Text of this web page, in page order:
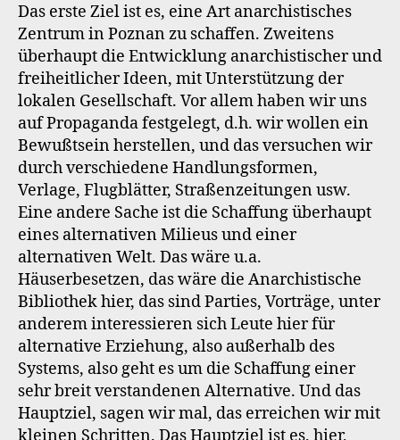
Das erste Ziel ist es, eine Art anarchistisches
Zentrum in Poznan zu schaffen. Zweitens
überhaupt die Entwicklung anarchistischer und
freiheitlicher Ideen, mit Unterstützung der
lokalen Gesellschaft. Vor allem haben wir uns
auf Propaganda festgelegt, d.h. wir wollen ein
Bewußtsein herstellen, und das versuchen wir
durch verschiedene Handlungsformen,
Verlage, Flugblätter, Straßenzeitungen usw.
Eine andere Sache ist die Schaffung überhaupt
eines alternativen Milieus und einer
alternativen Welt. Das wäre u.a.
Häuserbesetzen, das wäre die Anarchistische
Bibliothek hier, das sind Parties, Vorträge, unter
anderem interessieren sich Leute hier für
alternative Erziehung, also außerhalb des
Systems, also geht es um die Schaffung einer
sehr breit verstandenen Alternative. Und das
Hauptziel, sagen wir mal, das erreichen wir mit
kleinen Schritten. Das Hauptziel ist es, hier,